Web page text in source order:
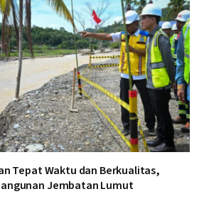
Tepat Waktu dan Berkualitas,
Jembatan Lumut